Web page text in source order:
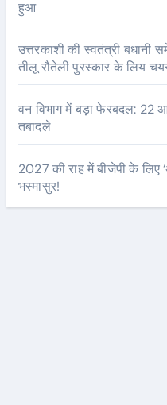
हुआ
उत्तरकाशी की स्वतंत्री
तीलू रौतेली पुरस्कार के लिय
वन विभाग में बड़ा फेरबदल: 22
तबादले
2027 की राह में बीजेपी के लिए
भस्मासुर!